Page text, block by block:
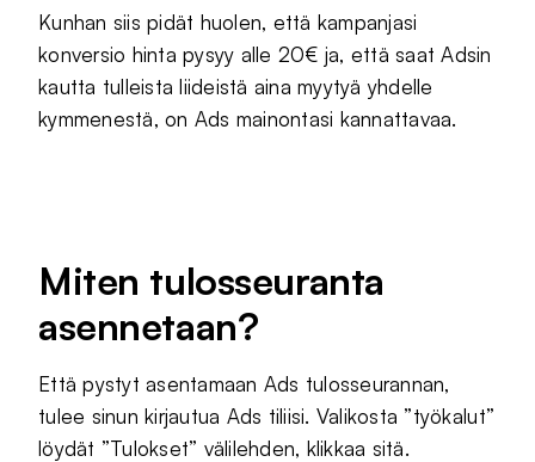
Kunhan siis pidät huolen, että kampanjasi
konversio hinta pysyy alle 20€ ja, että saat Adsin
kautta tulleista liideistä aina myytyä yhdelle
kymmenestä, on Ads mainontasi kannattavaa.
Miten tulosseuranta
asennetaan?
Että pystyt asentamaan Ads tulosseurannan,
tulee sinun kirjautua Ads tiliisi. Valikosta ”työkalut”
löydät ”Tulokset” välilehden, klikkaa sitä.